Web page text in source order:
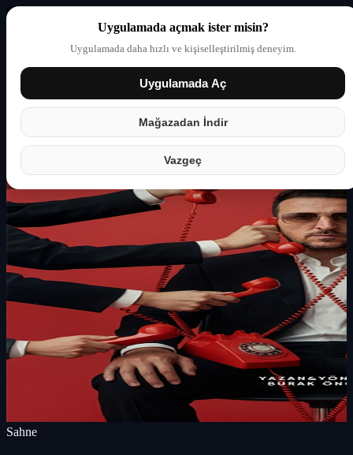
Uygulamada açmak ister misin?
Uygulamada daha hızlı ve kişiselleştirilmiş deneyim.
Uygulamada Aç
Mağazadan İndir
Vazgeç
Giriş yap Partner
Sahne